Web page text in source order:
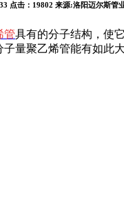
点击：19802 来源:洛阳迈尔斯管
管具有的分子结构，使
量聚乙烯管能有如此